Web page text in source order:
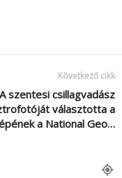
Következő cikk
A szentesi csillagvadász
választotta a
a National Geo…